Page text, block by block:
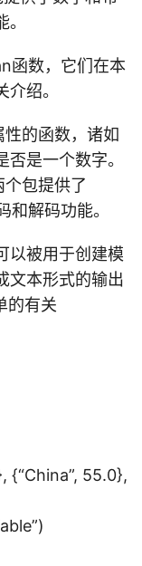
函数，它们在本
绍。
的函数，诸如
是一个数字。
包提供了
解码功能。
被用于创建模
文本形式的输出
的有关
{“China”, 55.0},